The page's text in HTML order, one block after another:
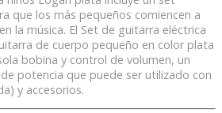
que los más pequeños comiencen a
la música. El Set de guitarra eléctrica
de cuerpo pequeño en color plata
bobina y control de volumen, un
potencia que puede ser utilizado con
y accesorios.